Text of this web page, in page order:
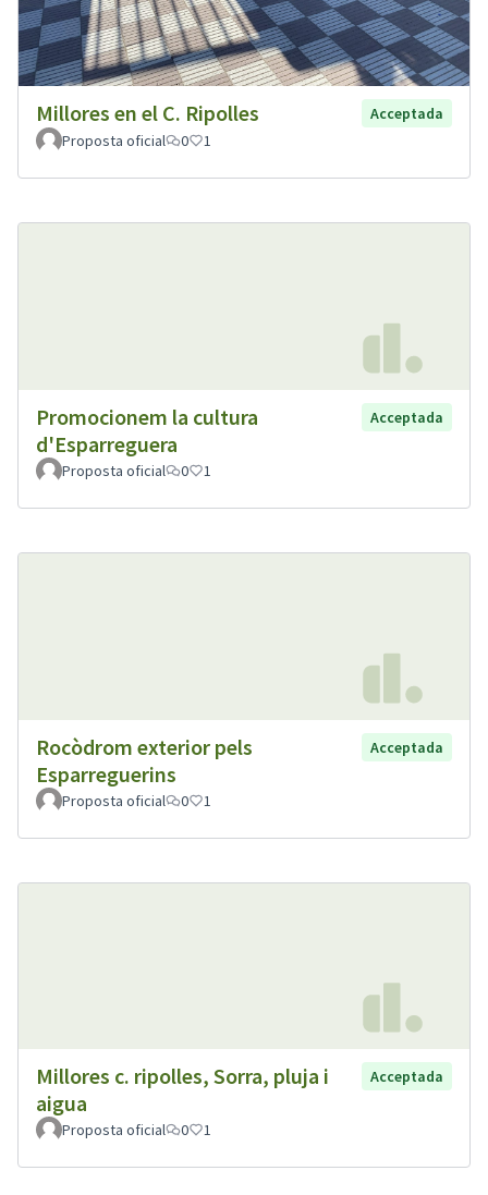
Millores en el C. Ripolles
Acceptada
Proposta oficial
0 1
Promocionem la cultura
d'Esparreguera
Acceptada
Proposta oficial 0 1
Rocòdrom exterior pels
Esparreguerins
Acceptada
Proposta oficial 0 1
Millores c. ripolles, Sorra, pluja i
aigua
Acceptada
Proposta oficial 0 1